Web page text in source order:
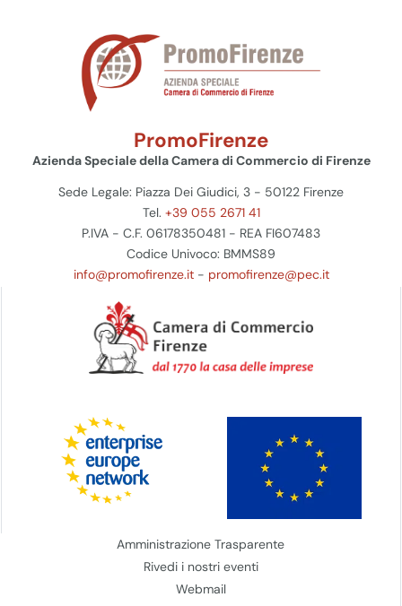
PromoFirenze
Azienda Speciale della Camera di Commercio di Firenze
Sede Legale: Piazza Dei Giudici, 3 - 50122 Firenze
Tel. +39 055 2671 41
P.IVA - C.F. 06178350481 - REA FI607483
Codice Univoco: BMMS89
info@promofirenze.it- promofirenze@pec.it
Amministrazione Trasparente
Rivedi i nostri eventi
Webmail